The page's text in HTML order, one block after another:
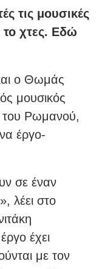
τις μουσικές
το χτες. Εδώ
ο Θωμάς
μουσικός
του Ρωμανού,
έργο-
σε έναν
λέει στο
έχει
με τον